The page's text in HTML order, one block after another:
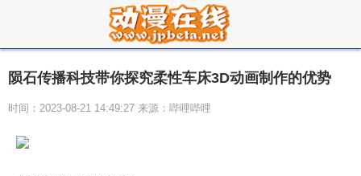
陨石传播科技带你探究柔性车床3D动画制作的优势
时间：2023-08-21 14:49:27 来源：哔哩哔哩